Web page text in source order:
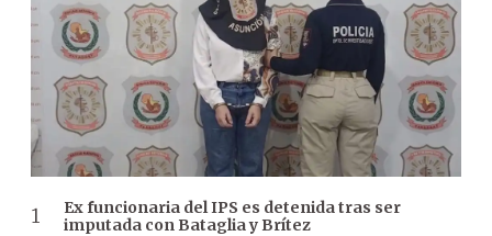
Ex funcionaria del IPS es detenida tras ser
imputada con Bataglia y Brítez